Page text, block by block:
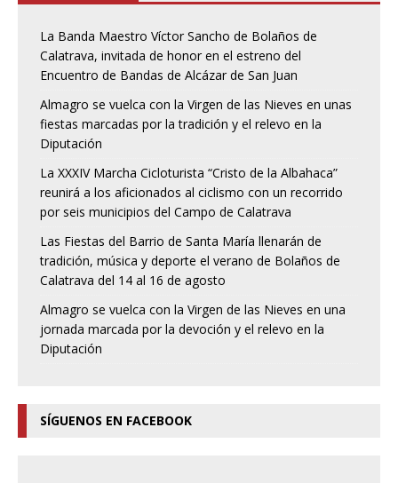
La Banda Maestro Víctor Sancho de Bolaños de
Calatrava, invitada de honor en el estreno del
Encuentro de Bandas de Alcázar de San Juan
Almagro se vuelca con la Virgen de las Nieves en unas
fiestas marcadas por la tradición y el relevo en la
Diputación
La XXXIV Marcha Cicloturista “Cristo de la Albahaca”
reunirá a los aficionados al ciclismo con un recorrido
por seis municipios del Campo de Calatrava
Las Fiestas del Barrio de Santa María llenarán de
tradición, música y deporte el verano de Bolaños de
Calatrava del 14 al 16 de agosto
Almagro se vuelca con la Virgen de las Nieves en una
jornada marcada por la devoción y el relevo en la
Diputación
SÍGUENOS EN FACEBOOK